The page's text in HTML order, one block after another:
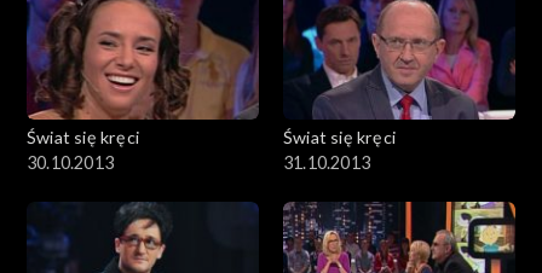
Świat się kręci
30.10.2013
Świat się kręci
31.10.2013